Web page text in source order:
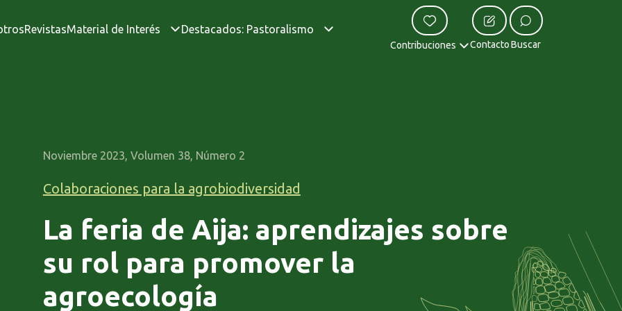
RevistasMaterial de Interés Destacados: Pastoralismo
Contribuciones Contacto Buscar
Noviembre 2023, Volumen 38, Número 2
Colaboraciones para la agrobiodiversidad
La feria de Aija: aprendizajes sobre
su rol para promover la
agroecología